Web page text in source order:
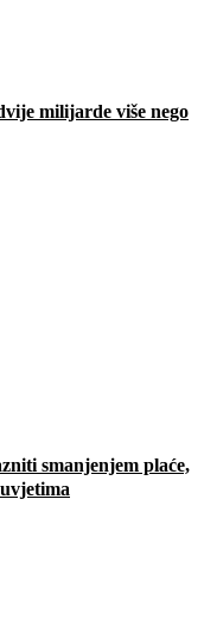
milijarde više nego
smanjenjem plaće,